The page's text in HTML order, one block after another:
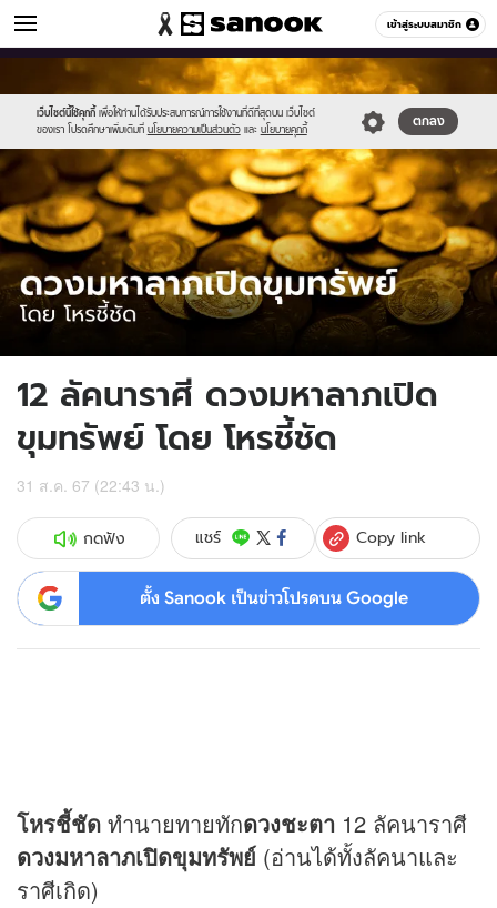
เข้าสู่ระบบสมาชิก
ดูดวง หมวดอื่นๆ
เว็บไซต์นี้ใช้คุกกี้ เพื่อให้ท่านได้รับประสบการณ์การใช้งานที่ดีที่สุดบน เว็บไซต์
ของเรา โปรดศึกษาเพิ่มเติมที่ นโยบายความเป็นส่วนตัว และ นโยบายคุกกี้
ตกลง
Sanook
//s.isanook.com/sr/0/images/logo-
new-
sanook.png
//s.isanook.com/ho/0/ud/57/287759/0_tagline-
template-
update-
apr.jpg
12 ลัคนาราศี ดวงมหาลาภเปิด
ขุมทรัพย์ โดย โหรชี้ชัด
31 ส.ค. 67 (22:43 น.)
กดฟัง แชร์ Copy link
ตั้ง Sanook เป็นข่าวโปรดบน Google
โหรชี้ชัด ทำนายทายทักดวงชะตา 12 ลัคนาราศี
ดวงมหาลาภเปิดขุมทรัพย์ (อ่านได้ทั้งลัคนาและ
ราศีเกิด)